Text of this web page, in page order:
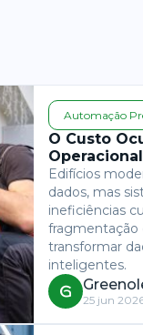
Automação
O Custo
Edifícios
dados, mas
ineficiências
fragmentação
transformar
inteligentes.
25 jun